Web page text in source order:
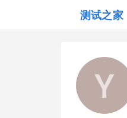
测试之家